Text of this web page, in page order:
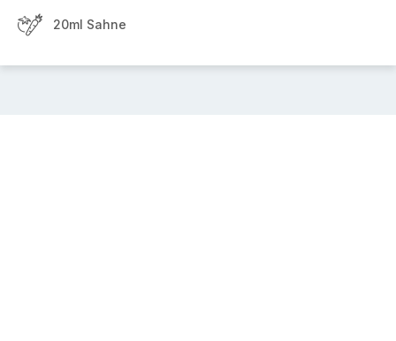
20ml Sahne